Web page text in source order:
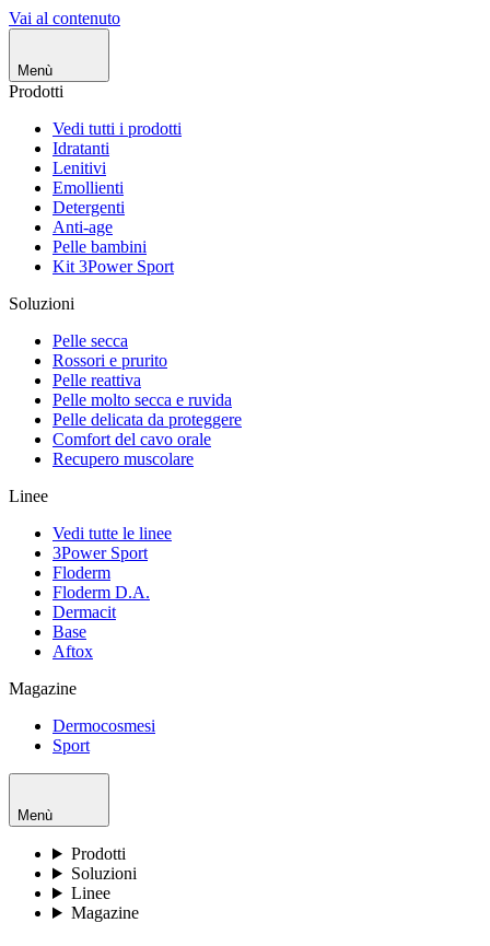
Vai al contenuto
Menù
Prodotti
Vedi tutti i prodotti
Idratanti
Lenitivi
Emollienti
Detergenti
Anti-age
Pelle bambini
Kit 3Power Sport
Soluzioni
Pelle secca
Rossori e prurito
Pelle reattiva
Pelle molto secca e ruvida
Pelle delicata da proteggere
Comfort del cavo orale
Recupero muscolare
Linee
Vedi tutte le linee
3Power Sport
Floderm
Floderm D.A.
Dermacit
Base
Aftox
Magazine
Dermocosmesi
Sport
Menù
Prodotti
Soluzioni
Linee
Magazine